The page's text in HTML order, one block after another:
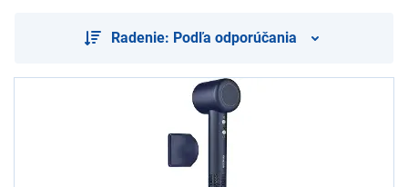
Radenie: Podľa odporúčania